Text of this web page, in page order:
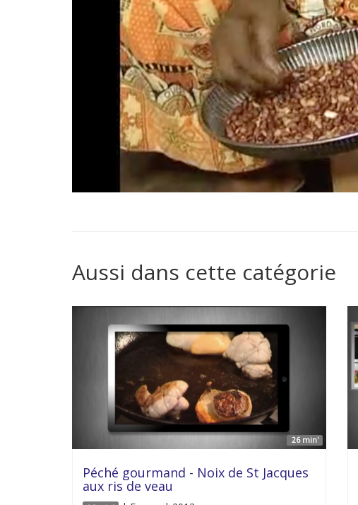
Aussi dans cette catégorie
26 min'
Péché gourmand - Noix de St Jacques
aux ris de veau